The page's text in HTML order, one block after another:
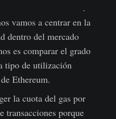
.
vamos a centrar en la
dentro del mercado
es comparar el grado
tipo de utilización
Ethereum.
la cuota del gas por
transacciones porque